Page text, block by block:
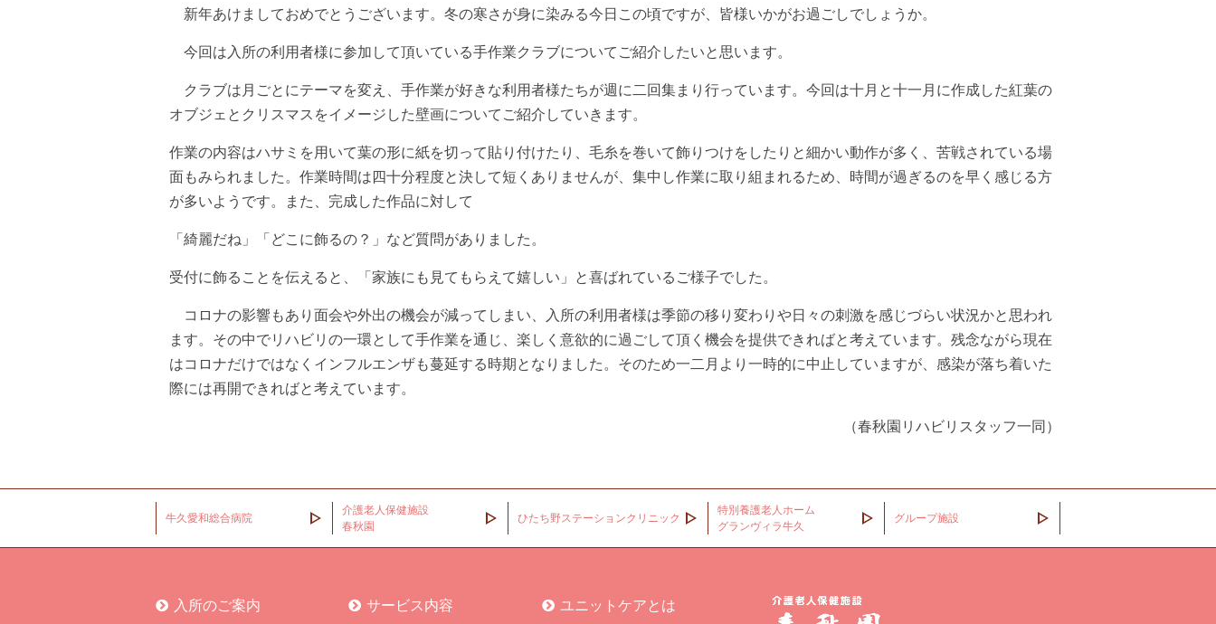
新年あけましておめでとうございます。冬の寒さが身に染みる今日この頃ですが、皆様いかがお過ごしでしょうか。
今回は入所の利用者様に参加して頂いている手作業クラブについてご紹介したいと思います。
クラブは月ごとにテーマを変え、手作業が好きな利用者様たちが週に二回集まり行っています。今回は十月と十一月に作成した紅葉の
オブジェとクリスマスをイメージした壁画についてご紹介していきます。
作業の内容はハサミを用いて葉の形に紙を切って貼り付けたり、毛糸を巻いて飾りつけをしたりと細かい動作が多く、苦戦されている場
面もみられました。作業時間は四十分程度と決して短くありませんが、集中し作業に取り組まれるため、時間が過ぎるのを早く感じる方
が多いようです。また、完成した作品に対して
「綺麗だね」「どこに飾るの？」など質問がありました。
受付に飾ることを伝えると、「家族にも見てもらえて嬉しい」と喜ばれているご様子でした。
コロナの影響もあり面会や外出の機会が減ってしまい、入所の利用者様は季節の移り変わりや日々の刺激を感じづらい状況かと思われ
ます。その中でリハビリの一環として手作業を通じ、楽しく意欲的に過ごして頂く機会を提供できればと考えています。残念ながら現在
はコロナだけではなくインフルエンザも蔓延する時期となりました。そのため一二月より一時的に中止していますが、感染が落ち着いた
際には再開できればと考えています。
（春秋園リハビリスタッフ一同）
牛久愛和総合病院
介護老人保健施設
春秋園
ひたち野ステーションクリニック
特別養護老人ホーム
グランヴィラ牛久
グループ施設
入所のご案内 サービス内容 ユニットケアとは